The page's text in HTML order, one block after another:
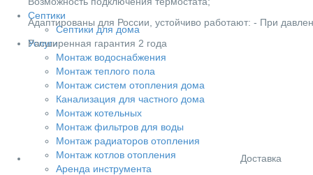
Септики
Септики для дома
Услуги
Монтаж водоснабжения
Монтаж теплого пола
Монтаж систем отопления дома
Канализация для частного дома
Монтаж котельных
Монтаж фильтров для воды
Монтаж радиаторов отопления
Монтаж котлов отопления
Аренда инструмента
Адаптированы для России, устойчиво работают: - При
Расширенная гарантия 2 года
Доставка